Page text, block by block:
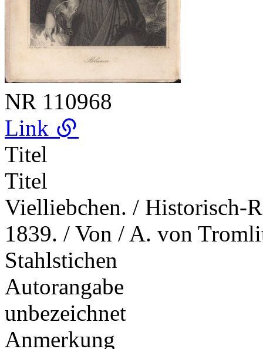
NR 110968
Link
Titel
Titel
Vielliebchen. / Historisch-
1839. / Von / A. von
Stahlstichen
Autorangabe
unbezeichnet
Anmerkung